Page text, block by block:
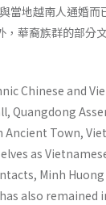
當地越南人通婚而
華裔族群的部分
Chinese and
Quangdong
Town,
as
Minh
also remained